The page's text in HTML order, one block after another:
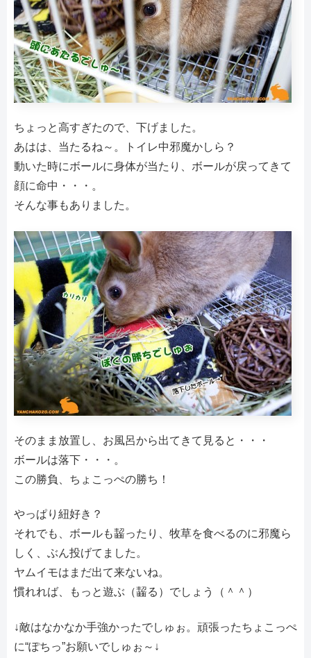
ちょっと高すぎたので、下げました。
あはは、当たるね～。トイレ中邪魔かしら？
動いた時にボールに身体が当たり、ボールが戻ってきて
顔に命中・・・。
そんな事もありました。
そのまま放置し、お風呂から出てきて見ると・・・
ボールは落下・・・。
この勝負、ちょこっぺの勝ち！
やっぱり紐好き？
それでも、ボールも齧ったり、牧草を食べるのに邪魔ら
しく、ぶん投げてました。
ヤムイモはまだ出て来ないね。
慣れれば、もっと遊ぶ（齧る）でしょう（＾＾）
↓敵はなかなか手強かったでしゅぉ。頑張ったちょこっぺ
に“ぽちっ”お願いでしゅぉ～↓